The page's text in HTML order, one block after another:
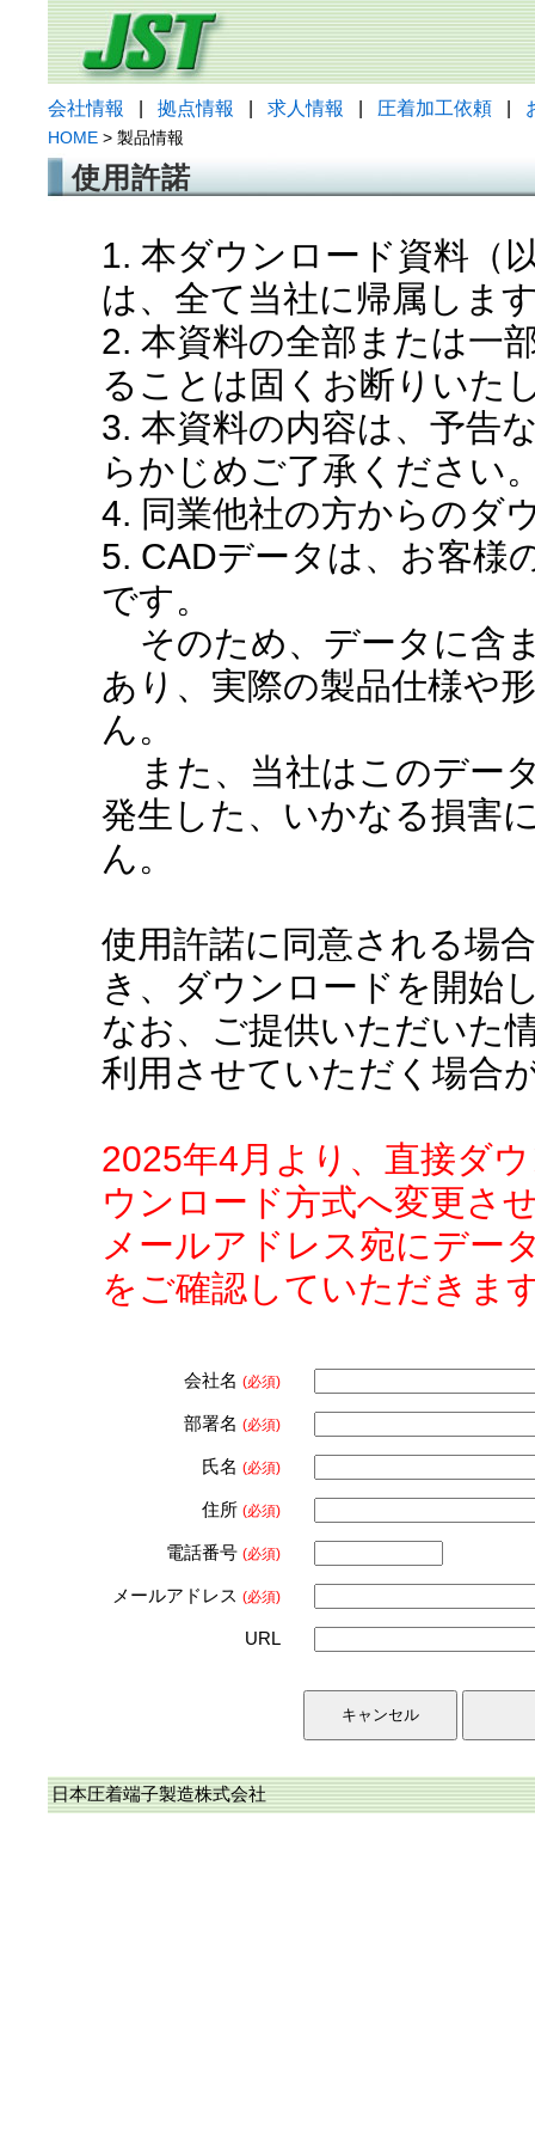
会社情報 拠点情報 求人情報 圧着加工依頼
HOME > 製品情報
使用許諾
1. 本ダウンロード資料（
は、全て当社に帰属しま
2. 本資料の全部または一
ることは固くお断りいた
3. 本資料の内容は、予告
らかじめご了承ください
4. 同業他社の方からのダ
5. CADデータは、お客様
です。
そのため、データに含
あり、実際の製品仕様や
ん。
また、当社はこのデー
発生した、いかなる損害
ん。
使用許諾に同意される場
き、ダウンロードを開始
なお、ご提供いただいた
利用させていただく場合
2025年4月より、直接ダ
ウンロード方式へ変更さ
メールアドレス宛にデー
をご確認していただきま
会社名 (必須)
部署名 (必須)
氏名 (必須)
住所 (必須)
電話番号 (必須)
メールアドレス (必須)
URL
日本圧着端子製造株式会社